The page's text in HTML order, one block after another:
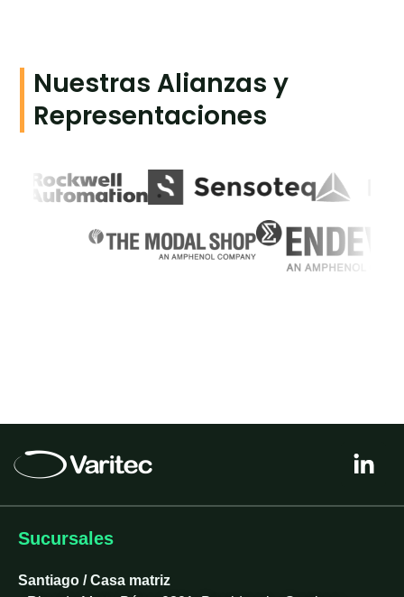
Nuestras Alianzas y
Representaciones
i
k
Sucursales
Santiago / Casa matriz